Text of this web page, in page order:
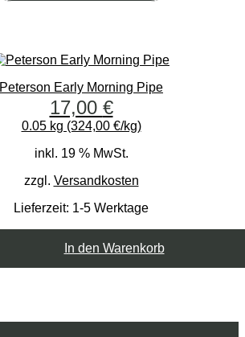
Die
Peterson Early Morning Pipe
17,00 €
0.05 kg (324,00 €/kg)
inkl. 19 % MwSt.
zzgl. Versandkosten
Lieferzeit: 1-5 Werktage
In den Warenkorb